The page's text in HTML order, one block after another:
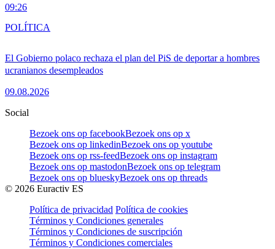
09:26
El Gobierno polaco rechaza el plan del PiS de deportar a hombres
ucranianos desempleados
09.08.2026
POLÍTICA
Social
Bezoek ons op facebookBezoek ons op x
Bezoek ons op linkedinBezoek ons op youtube
Bezoek ons op rss-feedBezoek ons op instagram
Bezoek ons op mastodonBezoek ons op telegram
Bezoek ons op blueskyBezoek ons op threads
© 2026 Euractiv ES
Política de privacidad Política de cookies
Términos y Condiciones generales
Términos y Condiciones de suscripción
Términos y Condiciones comerciales